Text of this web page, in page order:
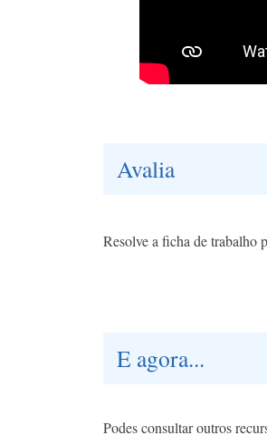
Avalia
Resolve a ficha de trabalho
E agora...
Podes consultar outros